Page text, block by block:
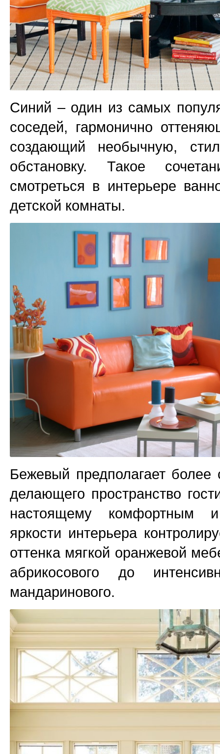
Синий – один из самых
соседей, гармонично
создающий необычную,
обстановку. Такое
смотреться в интерьере
детской комнаты.
Бежевый предполагает более
делающего пространство
настоящему комфортным
яркости интерьера
оттенка мягкой оранжевой
абрикосового до
мандаринового.